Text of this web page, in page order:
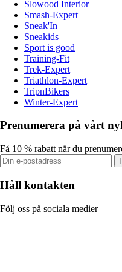
Slowood Interior
Smash-Expert
Sneak'In
Sneakids
Sport is good
Training-Fit
Trek-Expert
Triathlon-Expert
TripnBikers
Winter-Expert
Prenumerera på vårt
Få 10 % rabatt när du
Håll kontakten
Följ oss på sociala medier